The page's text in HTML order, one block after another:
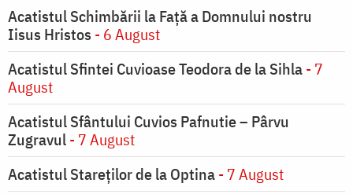
Acatistul Schimbării la Faţă a Domnului nostru
Iisus Hristos - 6 August
Acatistul Sfintei Cuvioase Teodora de la Sihla- 7
August
Acatistul Sfântului Cuvios Pafnutie – Pârvu
Zugravul- 7 August
Acatistul Stareţilor de la Optina- 7 August